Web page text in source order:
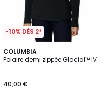
-10% DÈS 2*
COLUMBIA
Polaire demi zippée Glacial™ IV
40,00 €
3,7
/ 5
2
Couleurs